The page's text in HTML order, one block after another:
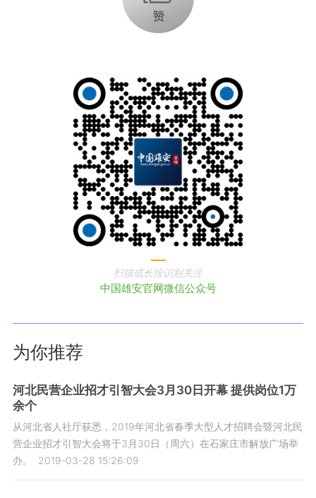
扫描或长按识别关注
中国雄安官网微信公众号
为你推荐
河北民营企业招才引智大会3月30日开幕 提供岗位1万
余个
从河北省人社厅获悉，2019年河北省春季大型人才招聘会暨河北民
营企业招才引智大会将于3月30日（周六）在石家庄市解放广场举
办。
2019-03-28 15:26:09